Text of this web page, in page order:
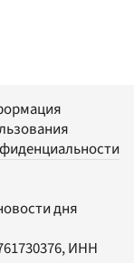
дня
ИНН